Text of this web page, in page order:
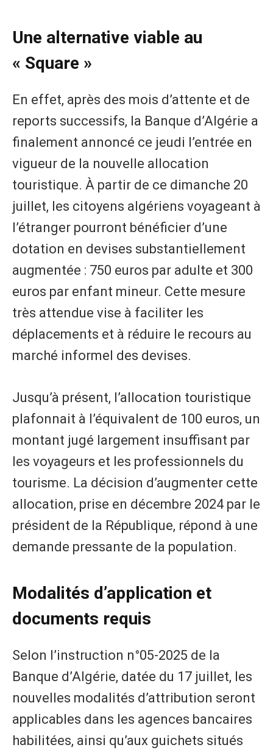
Une alternative viable au
« Square »
En effet, après des mois d’attente et de
reports successifs, la Banque d’Algérie a
finalement annoncé ce jeudi l’entrée en
vigueur de la nouvelle allocation
touristique. À partir de ce dimanche 20
juillet, les citoyens algériens voyageant à
l’étranger pourront bénéficier d’une
dotation en devises substantiellement
augmentée : 750 euros par adulte et 300
euros par enfant mineur. Cette mesure
très attendue vise à faciliter les
déplacements et à réduire le recours au
marché informel des devises.
Jusqu’à présent, l’allocation touristique
plafonnait à l’équivalent de 100 euros, un
montant jugé largement insuffisant par
les voyageurs et les professionnels du
tourisme. La décision d’augmenter cette
allocation, prise en décembre 2024 par le
président de la République, répond à une
demande pressante de la population.
Modalités d’application et
documents requis
Selon l’instruction n°05-2025 de la
Banque d’Algérie, datée du 17 juillet, les
nouvelles modalités d’attribution seront
applicables dans les agences bancaires
habilitées, ainsi qu’aux guichets situés